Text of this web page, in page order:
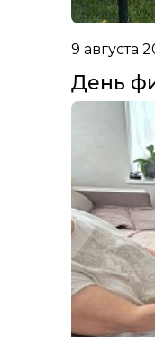
9 августа
День